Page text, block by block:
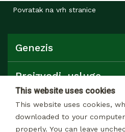
This website uses cookies
This website uses cookies,
downloaded to your
properly. You can leave
Povratak na vrh stranice
Genezis
Proizvodi, usluge
Katalog